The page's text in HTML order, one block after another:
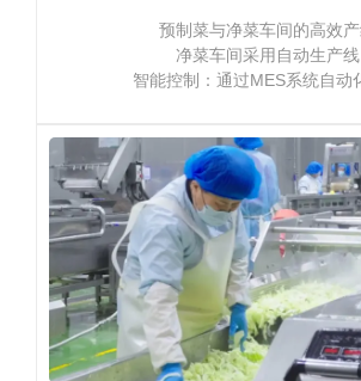
预制菜与净菜车间的高效
净菜车间采用自动生产线
智能控制：通过MES系统自动